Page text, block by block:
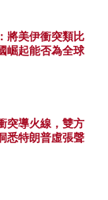
將美伊衝突類比
崛起能否為全球
突導火線，雙方
悉特朗普虛張聲